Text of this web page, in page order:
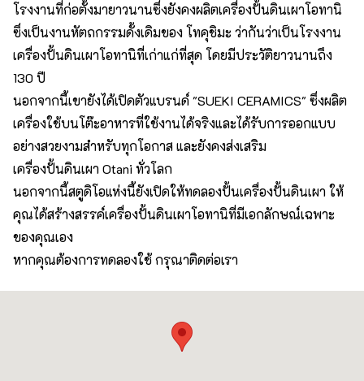
โรงงานที่ก่อตั้งมายาวนานซึ่งยังคงผลิตเครื่องปั้นดินเผาโอทานิ
ซึ่งเป็นงานหัตถกรรมดั้งเดิมของ โทคุชิมะ ว่ากันว่าเป็นโรงงาน
เครื่องปั้นดินเผาโอทานิที่เก่าแก่ที่สุด โดยมีประวัติยาวนานถึง
130 ปี
นอกจากนี้เขายังได้เปิดตัวแบรนด์ "SUEKI CERAMICS" ซึ่งผลิต
เครื่องใช้บนโต๊ะอาหารที่ใช้งานได้จริงและได้รับการออกแบบ
อย่างสวยงามสำหรับทุกโอกาส และยังคงส่งเสริม
เครื่องปั้นดินเผา Otani ทั่วโลก
นอกจากนี้สตูดิโอแห่งนี้ยังเปิดให้ทดลองปั้นเครื่องปั้นดินเผา ให้
คุณได้สร้างสรรค์เครื่องปั้นดินเผาโอทานิที่มีเอกลักษณ์เฉพาะ
ของคุณเอง
หากคุณต้องการทดลองใช้ กรุณาติดต่อเรา